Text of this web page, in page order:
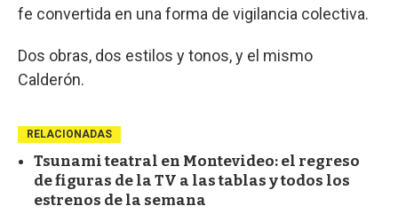
fe convertida en una forma de vigilancia colectiva.
Dos obras, dos estilos y tonos, y el mismo
Calderón.
RELACIONADAS
Tsunami teatral en Montevideo: el regreso
de figuras de la TV a las tablas y todos los
estrenos de la semana